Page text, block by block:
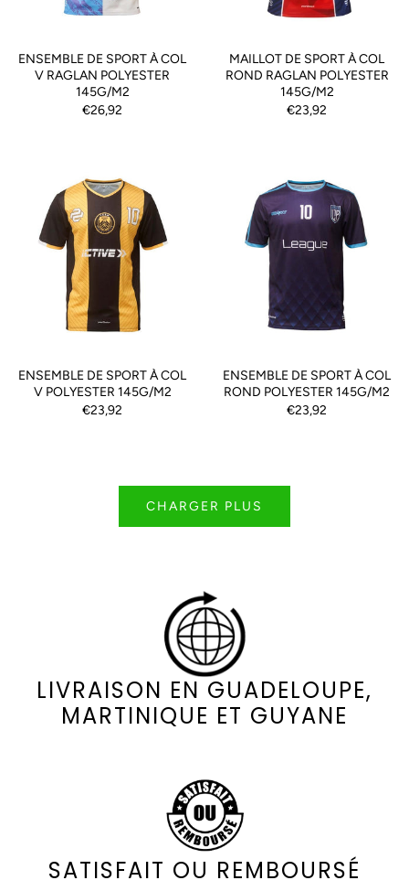
ENSEMBLE DE SPORT À COL
V RAGLAN POLYESTER
145G/M2
€26,92
MAILLOT DE SPORT À COL
ROND RAGLAN POLYESTER
145G/M2
€23,92
ENSEMBLE DE SPORT À COL
V POLYESTER 145G/M2
€23,92
ENSEMBLE DE SPORT À COL
ROND POLYESTER 145G/M2
€23,92
CHARGER PLUS
LIVRAISON EN GUADELOUPE,
MARTINIQUE ET GUYANE
SATISFAIT OU REMBOURSÉ